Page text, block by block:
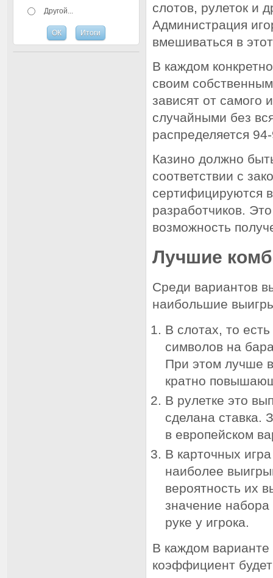
Другой...
слотов, рулеток и
Администрация
вмешиваться в
В каждом
своим
зависят от самого
случайными без
распределяется
Казино должно
соответствии с
сертифицируются
разработчиков.
возможность
Лучшие
Среди вариантов
наибольшие
В слотах, то
символов на
При этом лучше
кратно
В рулетке это
сделана ставка.
в европейском
В карточных
наиболее
вероятность их
значение
руке у игрока.
В каждом варианте
коэффициент